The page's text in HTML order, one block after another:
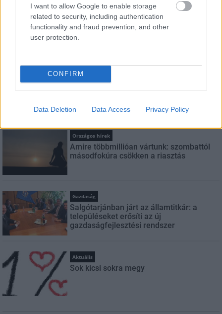
I want to allow Google to enable storage
related to security, including authentication
functionality and fraud prevention, and other
user protection.
CONFIRM
Data Deletion Data Access Privacy Policy
E-mail cím
Feliratkozom a hírlevélre és elfogadom az
LEGFRISSEBB
Országos hírek
Amire többmillióan vártunk: szombattól
másodfokúra csökken a riasztás
Gazdaság
Salgótarjánban járt az államtitkár: a
településeket erősíti az új
gazdaságfejlesztési rendszer
Aktuális
Sok kicsi sokra megy